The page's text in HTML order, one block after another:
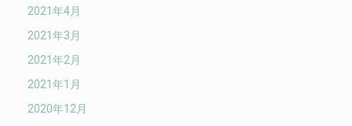
2021年4月
2021年3月
2021年2月
2021年1月
2020年12月